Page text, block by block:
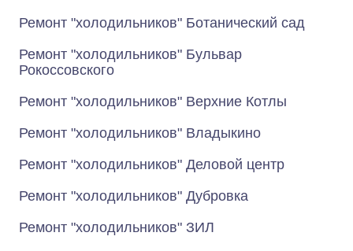
Ремонт "холодильников" Ботанический сад
Ремонт "холодильников" Бульвар
Рокоссовского
Ремонт "холодильников" Верхние Котлы
Ремонт "холодильников" Владыкино
Ремонт "холодильников" Деловой центр
Ремонт "холодильников" Дубровка
Ремонт "холодильников" ЗИЛ